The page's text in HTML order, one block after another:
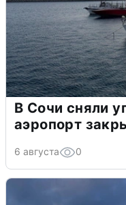
В Сочи сняли
аэропорт
6 августа 0